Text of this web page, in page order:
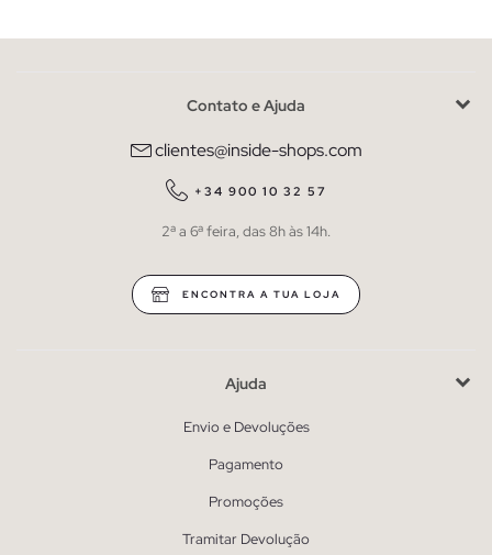
Contato e Ajuda
clientes@inside-shops.com
+34 900 10 32 57
2ª a 6ª feira, das 8h às 14h.
ENCONTRA A TUA LOJA
Ajuda
Envio e Devoluções
Pagamento
Promoções
Tramitar Devolução